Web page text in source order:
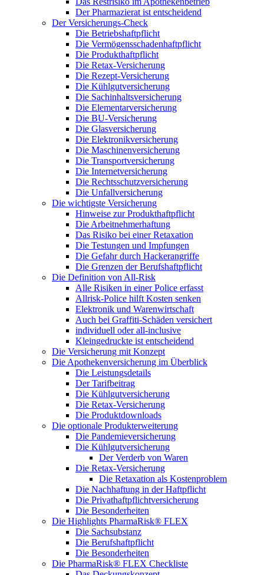
Der Pharmazierat ist entscheidend
Der Versicherungs-Check
Die Betriebshaftpflicht
Die Vermögensschadenhaftpflicht
Die Produkthaftpflicht
Die Retax-Versicherung
Die Rezept-Versicherung
Die Kühlgutversicherung
Die Sachinhaltsversicherung
Die Elementarversicherung
Die BU-Versicherung
Die Glasversicherung
Die Elektronikversicherung
Die Maschinenversicherung
Die Transportversicherung
Die Internetversicherung
Die Rechtsschutzversicherung
Die Unfallversicherung
Die wichtigste Versicherung
Hinweise zur Produkthaftpflicht
Die Arbeitnehmerhaftung
Das Risiko bei einer Retaxation
Die Testungen und Impfungen
Die Gefahr durch Hackerangriffe
Die Grenzen der Berufshaftpflicht
Die Definition von All-Risk
Alle Risiken in einer Police erfasst
Allrisk-Police hilft Kosten senken
Elektronik und Warenwirtschaft
Auch bei Graffiti-Schäden versichert
individuell oder all-inclusive
Kleingedruckte ist entscheidend
Die Versicherung mit Konzept
Die Apothekenversicherung im Überblick
Die Leistungsdetails
Der Tarifbeitrag
Die Kühlgutversicherung
Die Retax-Versicherung
Die Produktdownloads
Die optionale Produkterweiterung
Die Pandemieversicherung
Die Kühlgutversicherung
Der Verderb von Waren
Die Retax-Versicherung
Die Retaxation als Kostenproblem
Die Nachhaftung in der Haftpflicht
Die Privathaftpflichtversicherung
Die Besonderheiten
Die Highlights PharmaRisk® FLEX
Die Sachsubstanz
Die Berufshaftpflicht
Die Besonderheiten
Die PharmaRisk® FLEX Checkliste